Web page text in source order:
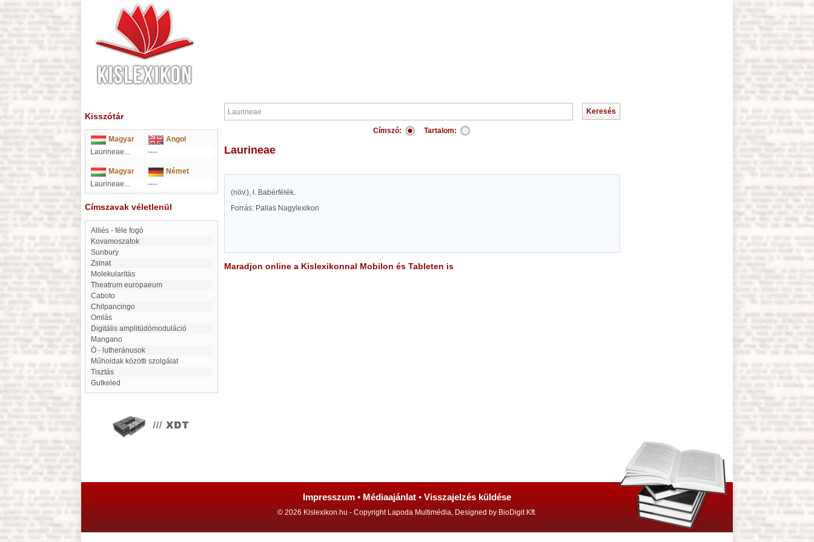
Kisszótár
Magyar
Angol
Laurineae...
----
Magyar
Német
Laurineae...
----
Címszavak véletlenül
Alliés - féle fogó
Kovamoszatok
Sunbury
Zsinat
molekularitás
Theatrum europaeum
Caboto
Chilpancingo
Omlás
Digitális amplitúdómoduláció
Mangano
Ó - lutheránusok
műholdak közötti szolgálat
Tisztás
Gutkeled
Címszó: Tartalom:
Laurineae
(növ.), l. Babérfélék.
Forrás: Pallas Nagylexikon
Maradjon online a Kislexikonnal Mobilon és Tableten is
Impresszum • Médiaajánlat • Visszajelzés küldése
© 2026 Kislexikon.hu - Copyright Lapoda Multimédia, Designed by BioDigit Kft.